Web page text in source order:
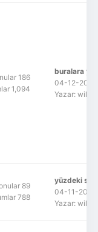
186
1,094
buralara
04-12-
Yazar:
89
788
yüzdeki
04-11-
Yazar: